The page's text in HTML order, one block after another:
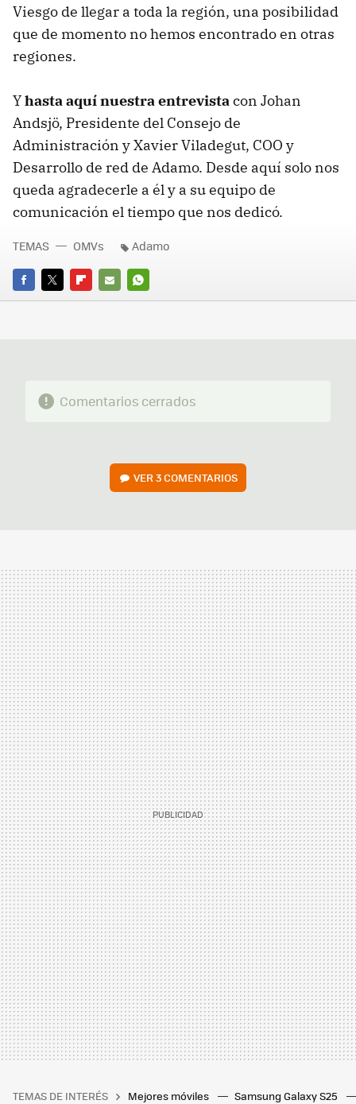
Viesgo de llegar a toda la región, una posibilidad
que de momento no hemos encontrado en otras
regiones.
Yhasta aquí nuestra entrevistacon Johan
Andsjö, Presidente del Consejo de
Administración y Xavier Viladegut, COO y
Desarrollo de red de Adamo. Desde aquí solo nos
queda agradecerle a él y a su equipo de
comunicación el tiempo que nos dedicó.
FACEBOOK
TWITTERFLIPBOARD
E-
WHATSAPP
TEMAS OMVs Adamo
Comentarios cerrados
VER3 COMENTARIOS
TEMAS DE INTERÉS Mejores móviles Samsung Galaxy S25